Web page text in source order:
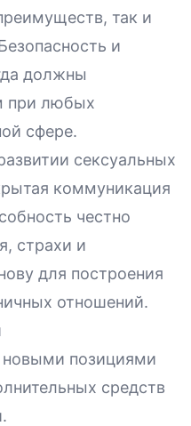
так и
и
должны
при любых
сфере.
сексуальных
коммуникация
честно
страхи и
для построения
отношений.
новыми позициями
средств